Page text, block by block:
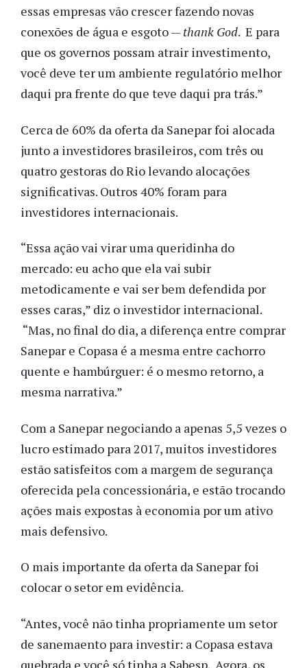
essas empresas vão crescer fazendo novas
conexões de água e esgoto — thank God. E para
que os governos possam atrair investimento,
você deve ter um ambiente regulatório melhor
daqui pra frente do que teve daqui pra trás.”
Cerca de 60% da oferta da Sanepar foi alocada
junto a investidores brasileiros, com três ou
quatro gestoras do Rio levando alocações
significativas. Outros 40% foram para
investidores internacionais.
“Essa ação vai virar uma queridinha do
mercado: eu acho que ela vai subir
metodicamente e vai ser bem defendida por
esses caras,” diz o investidor internacional.
“Mas, no final do dia, a diferença entre comprar
Sanepar e Copasa é a mesma entre cachorro
quente e hambúrguer: é o mesmo retorno, a
mesma narrativa.”
Com a Sanepar negociando a apenas 5,5 vezes o
lucro estimado para 2017, muitos investidores
estão satisfeitos com a margem de segurança
oferecida pela concessionária, e estão trocando
ações mais expostas à economia por um ativo
mais defensivo.
O mais importante da oferta da Sanepar foi
colocar o setor em evidência.
“Antes, você não tinha propriamente um setor
de sanemaento para investir: a Copasa estava
quebrada e você só tinha a Sabesp. Agora, os